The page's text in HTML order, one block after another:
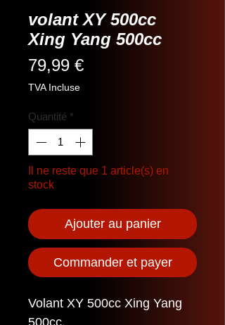
volant XY 500cc
Xing Yang 500cc
79,99 €Prix
TVA Incluse
Quantité *
Il ne reste que 1 article(s) en
stock
Ajouter au panier
Commander et payer
Volant XY 500cc Xing Yang